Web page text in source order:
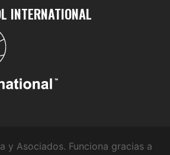
INTERNATIONAL
y Asociados. Funciona gracias a